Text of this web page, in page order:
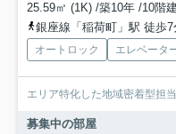
25.59㎡ (1K) /築10年 /10階建
銀座線「稲荷町」駅 徒歩7
オートロック エレベータ
エリア特化した地域密着型担
募集中の部屋